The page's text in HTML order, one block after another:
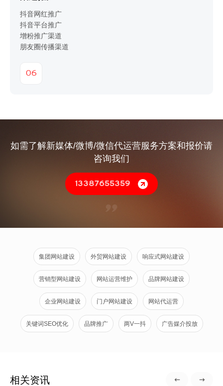
抖音网红推广
抖音平台推广
增粉推广渠道
朋友圈传播渠道
06
如需了解新媒体/微博/微信代运营服务方案和报价请
咨询我们
13387655359
集团网站建设 外贸网站建设 响应式网站建设
营销型网站建设 网站运营维护 品牌网站建设
企业网站建设 门户网站建设 网站代运营
关键词SEO优化 品牌推广 两V一抖 广告媒介投放
相关资讯